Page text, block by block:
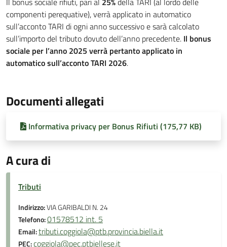
componenti perequative), verrà applicato in automatico
sull’acconto TARI di ogni anno successivo e sarà calcolato
sull’importo del tributo dovuto dell’anno precedente. Il bonus
sociale per l’anno 2025 verrà pertanto applicato in
automatico sull’acconto TARI 2026.
Documenti allegati
Informativa privacy per Bonus Rifiuti (175,77 KB)
A cura di
Tributi
Indirizzo:VIA GARIBALDI N. 24
Telefono:01578512 int. 5
Email:tributi.coggiola@ptb.provincia.biella.it
PEC:coggiola@pec.ptbiellese.it